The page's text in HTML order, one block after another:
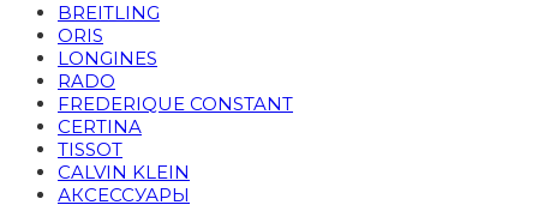
BREITLING
ORIS
LONGINES
RADO
FREDERIQUE CONSTANT
CERTINA
TISSOT
CALVIN KLEIN
АКСЕССУАРЫ